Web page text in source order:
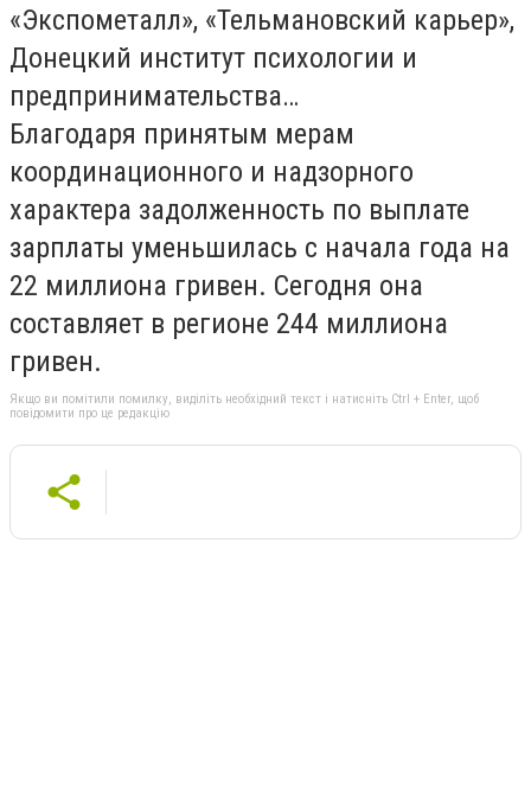
«Экспометалл», «Тельмановский карьер»,
Донецкий институт психологии и
предпринимательства…
Благодаря принятым мерам
координационного и надзорного
характера задолженность по выплате
зарплаты уменьшилась с начала года на
22 миллиона гривен. Сегодня она
составляет в регионе 244 миллиона
гривен.
Якщо ви помітили помилку, виділіть необхідний текст і натисніть Ctrl + Enter, щоб
повідомити про це редакцію